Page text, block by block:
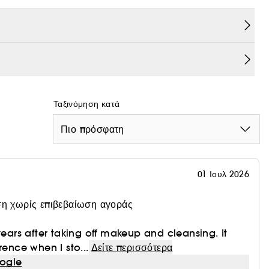
πλούσια σε αντιοξειδωτικά ζύμη μούρων για να
ακόμη και για το ευαίσθητο δέρμα, το δέρμα
χωρίς να ερεθίζουν το δέρμα. Το προϊόν αυτό δεν
Ταξινόμηση κατά
Πιο πρόσφατη
01 Ιουλ 2026
χωρίς επιβεβαίωση αγοράς
after taking off makeup and cleansing. It
when I sto... Δείτε περισσότερα